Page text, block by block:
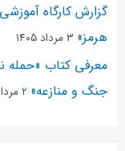
گزارش کارگاه
هرمز» ۳ مرداد ۱۴۰۵
معرفی کتاب «حمله
جنگ و منازعه» ۲ مرداد ۱۴۰۵